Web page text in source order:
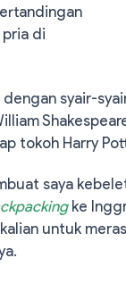
di
syair-
tokoh Harry
saya
ke
untuk